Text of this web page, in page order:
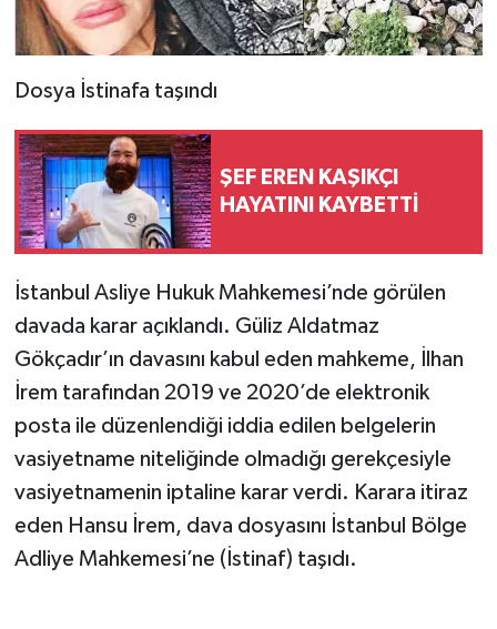
Dosya İstinafa taşındı
ŞEF EREN KAŞIKÇI
HAYATINI KAYBETTİ
İstanbul Asliye Hukuk Mahkemesi’nde görülen
davada karar açıklandı. Güliz Aldatmaz
Gökçadır’ın davasını kabul eden mahkeme, İlhan
İrem tarafından 2019 ve 2020’de elektronik
posta ile düzenlendiği iddia edilen belgelerin
vasiyetname niteliğinde olmadığı gerekçesiyle
vasiyetnamenin iptaline karar verdi. Karara itiraz
eden Hansu İrem, dava dosyasını İstanbul Bölge
Adliye Mahkemesi’ne (İstinaf) taşıdı.